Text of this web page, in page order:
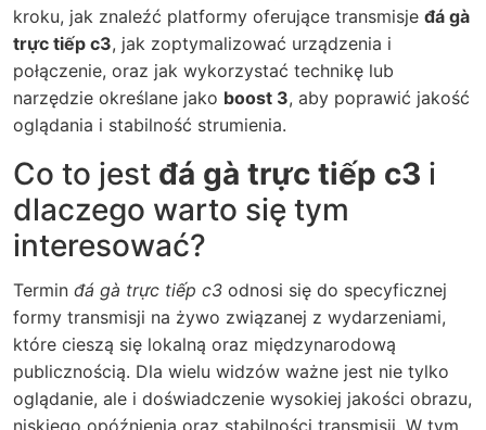
kroku, jak znaleźć platformy oferujące transmisje đá gà
trực tiếp c3, jak zoptymalizować urządzenia i
połączenie, oraz jak wykorzystać technikę lub
narzędzie określane jako boost 3, aby poprawić jakość
oglądania i stabilność strumienia.
Co to jest đá gà trực tiếp c3 i
dlaczego warto się tym
interesować?
Termin đá gà trực tiếp c3 odnosi się do specyficznej
formy transmisji na żywo związanej z wydarzeniami,
które cieszą się lokalną oraz międzynarodową
publicznością. Dla wielu widzów ważne jest nie tylko
oglądanie, ale i doświadczenie wysokiej jakości obrazu,
niskiego opóźnienia oraz stabilności transmisji. W tym